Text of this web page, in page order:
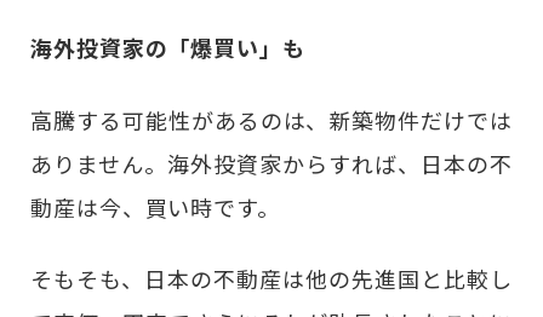
海外投資家の「爆買い」も
高騰する可能性があるのは、新築物件だけでは
ありません。海外投資家からすれば、日本の不
動産は今、買い時です。
そもそも、日本の不動産は他の先進国と比較し